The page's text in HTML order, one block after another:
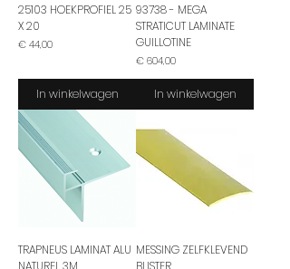
25103 HOEKPROFIEL 25
X 20
Prijs
€ 44,00
In winkelwagen
93738 - MEGA
STRATICUT LAMINATE
GUILLOTINE
Prijs
€ 604,00
In winkelwagen
TRAPNEUS LAMINAT ALU
NATUREL 3M
MESSING ZELFKLEVEND
BLISTER